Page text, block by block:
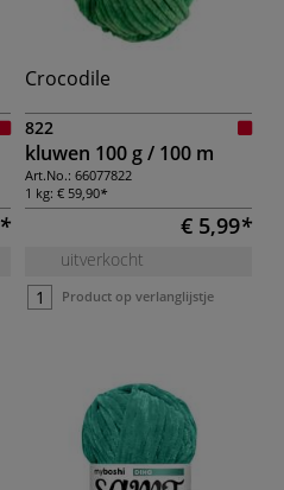
Crocodile
822
kluwen 100 g / 100 m
Art.No.: 66077822
1 kg: € 59,90
€ 5,99
uitverkocht
Product op verlanglijstje